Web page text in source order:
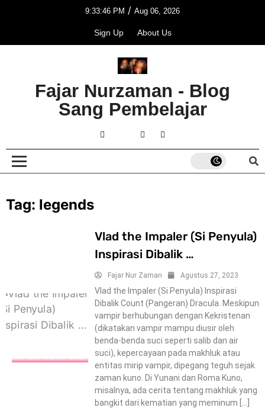
9:33:46 PM / Aug 06, 2026
Sign Up About Us
Fajar Nurzaman - Blog
Sang Pembelajar
Tag: legends
MISTERY-KONSPIRACY
Vlad the Impaler (Si Penyula)
Inspirasi Dibalik …
Fajar Nur Zaman Agustus 27, 2023
Vlad the Impaler (Si Penyula) Inspirasi
Dibalik Count (Pangeran) Dracula. Meskipun
vampir berhubungan dengan Kekristenan
(dikatakan vampir mampu diusir oleh
benda-benda suci seperti salib dan air
suci), kepercayaan pada makhluk atau
entitas mirip vampir, dipegang teguh sejak
zaman kuno. Di Yunani dan Roma Kuno,
misalnya, ada cerita tentang makhluk yang
bangkit dari kematian yang meminum […]